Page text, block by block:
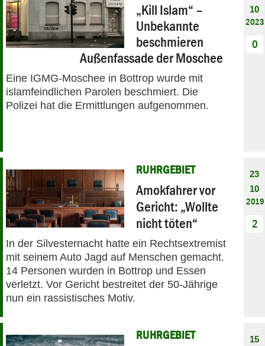
„Kill Islam“ –
Unbekannte
beschmieren
Außenfassade der Moschee
Eine IGMG-Moschee in Bottrop wurde mit
islamfeindlichen Parolen beschmiert. Die
Polizei hat die Ermittlungen aufgenommen.
10
2023
0
RUHRGEBIET
Amokfahrer vor
Gericht: „Wollte
nicht töten“
In der Silvesternacht hatte ein Rechtsextremist
mit seinem Auto Jagd auf Menschen gemacht.
14 Personen wurden in Bottrop und Essen
verletzt. Vor Gericht bestreitet der 50-Jährige
nun ein rassistisches Motiv.
23
10
2019
2
RUHRGEBIET
15